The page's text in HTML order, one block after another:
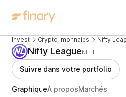
Invest Crypto-monnaies Nifty
Nifty LeagueNFTL
Suivre dans votre portfolio
GraphiqueÀ proposMarchés